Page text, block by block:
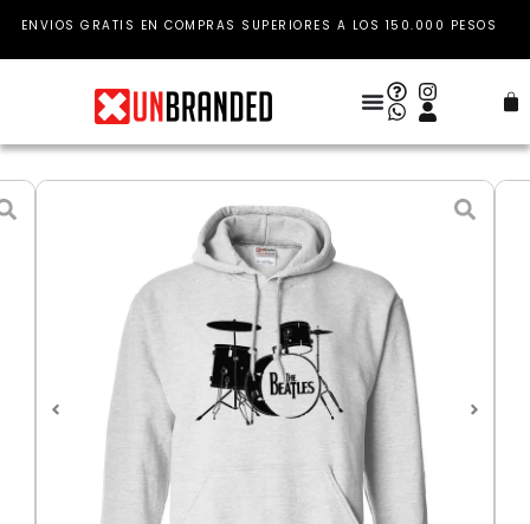
contenido
ENVIOS GRATIS EN COMPRAS SUPERIORES A LOS 150.000 PESOS